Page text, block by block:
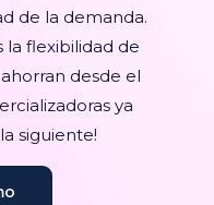
de la demanda.
la flexibilidad de
desde el
ya
siguiente!